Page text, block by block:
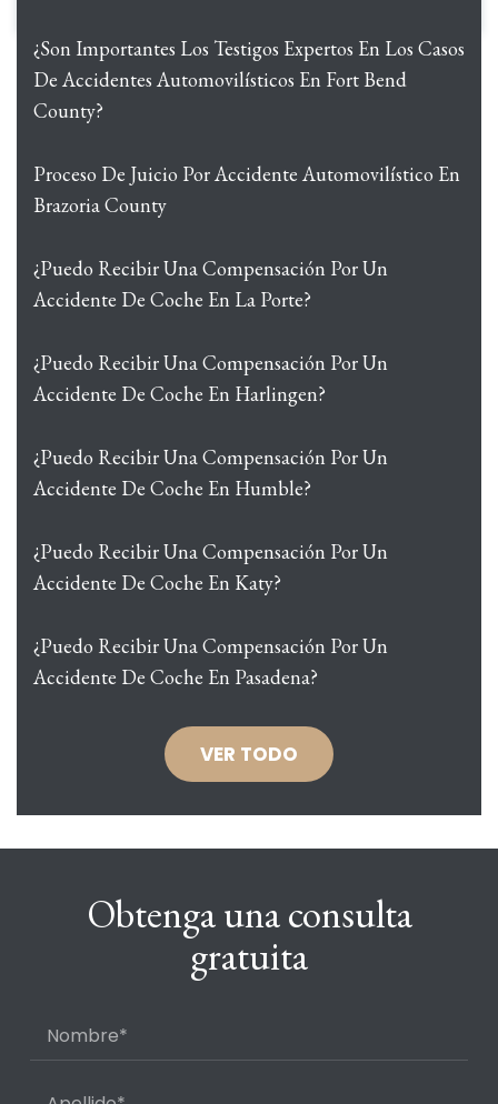
¿Son Importantes Los Testigos Expertos En Los Casos
De Accidentes Automovilísticos En Fort Bend
County?
Proceso De Juicio Por Accidente Automovilístico En
Brazoria County
¿Puedo Recibir Una Compensación Por Un
Accidente De Coche En La Porte?
¿Puedo Recibir Una Compensación Por Un
Accidente De Coche En Harlingen?
¿Puedo Recibir Una Compensación Por Un
Accidente De Coche En Humble?
¿Puedo Recibir Una Compensación Por Un
Accidente De Coche En Katy?
¿Puedo Recibir Una Compensación Por Un
Accidente De Coche En Pasadena?
VER TODO
Obtenga una consulta
gratuita